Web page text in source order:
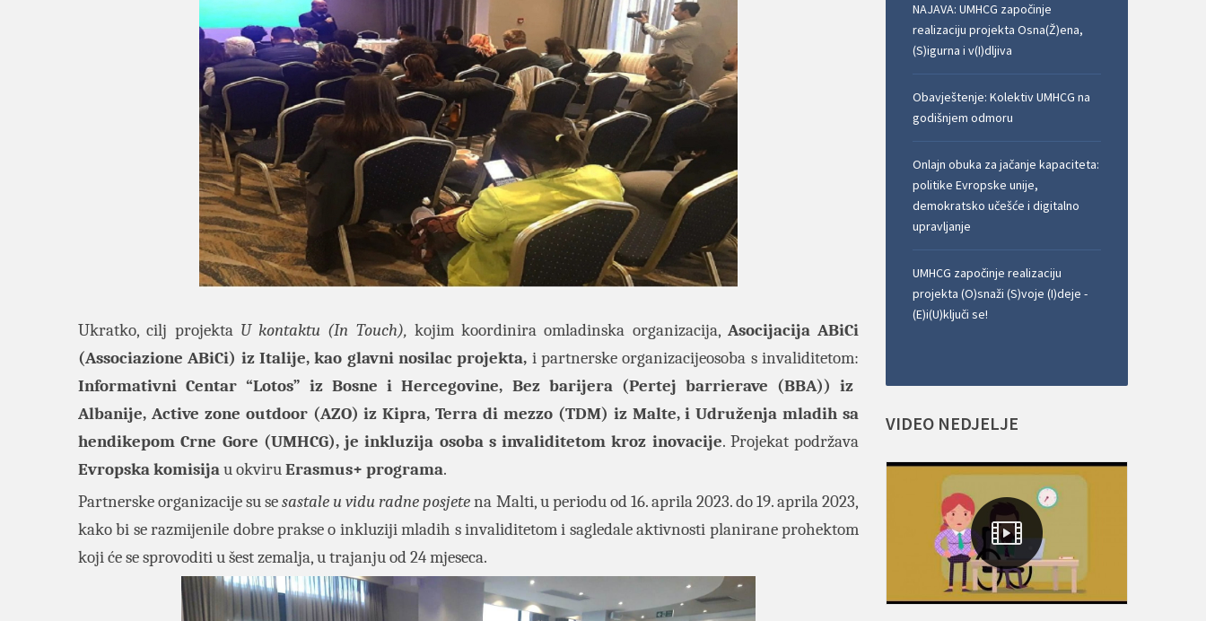
Ukratko, cilj projekta U kontaktu (In Touch), kojim koordinira omladinska organizacija, Asocijacija ABiCi
(Associazione ABiCi) iz Italije, kao glavni nosilac projekta, i partnerske organizacijeosoba s invaliditetom:
Informativni Centar “Lotos” iz Bosne i Hercegovine, Bez barijera (Pertej barrierave (BBA)) iz
Albanije, Active zone outdoor (AZO) iz Kipra, Terra di mezzo (TDM) iz Malte, i Udruženja mladih sa
hendikepom Crne Gore (UMHCG), je inkluzija osoba s invaliditetom kroz inovacije. Projekat podržava
Evropska komisijau okviruErasmus+ programa.
Partnerske organizacije su sesastale u vidu radne posjetena Malti, u periodu od 16. aprila 2023. do 19. aprila 2023,
kako bi se razmijenile dobre prakse o inkluziji mladih s invaliditetom i sagledale aktivnosti planirane prohektom
koji će se sprovoditi u šest zemalja, u trajanju od 24 mjeseca.
NAJAVA: UMHCG započinje
realizaciju projekta Osna(Ž)ena,
(S)igurna i v(I)dljiva
Obavještenje: Kolektiv UMHCG na
godišnjem odmoru
Onlajn obuka za jačanje kapaciteta:
politike Evropske unije,
demokratsko učešće i digitalno
upravljanje
UMHCG započinje realizaciju
projekta (O)snaži (S)voje (I)deje -
(E)i(U)ključi se!
VIDEO NEDJELJE